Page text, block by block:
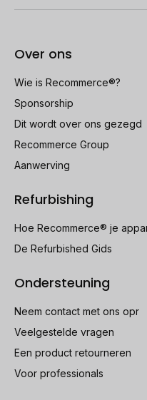
Over ons
Wie is Recommerce®?
Sponsorship
Dit wordt over ons gezegd
Recommerce Group
Aanwerving
Refurbishing
Hoe Recommerce® je
De Refurbished Gids
Ondersteuning
Neem contact met ons opr
Veelgestelde vragen
Een product retourneren
Voor professionals